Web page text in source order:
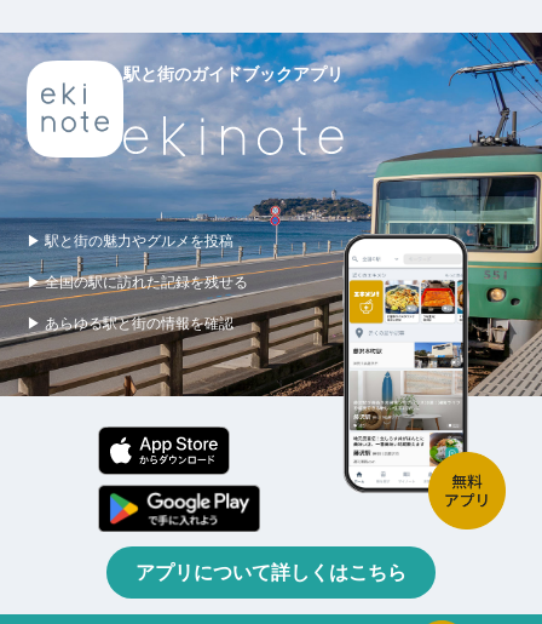
駅と街のガイドブックアプリ
▶ 駅と街の魅力やグルメを投稿
▶ 全国の駅に訪れた記録を残せる
▶ あらゆる駅と街の情報を確認
アプリについて詳しくはこちら